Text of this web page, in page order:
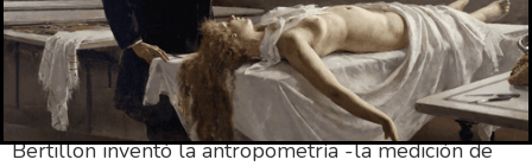
muertes sospechosas. También ideó algunas
herramientas básicas para el análisis, incluida la toma
de huellas dactilares (un método que había utilizado
previamente en cadáveres). En 1879, Alphonse
Bertillon inventó la antropometría -la medición de